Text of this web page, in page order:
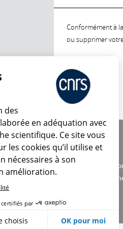
Conformément à
ou supprimer
Charte
Données
des
en adéquation avec
scientifique. Ce site vous
les cookies qu’il utilise et
nécessaires à son
amélioration.
par
choisis OK pour moi